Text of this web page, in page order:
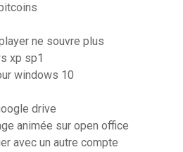
ne souvre plus
xp sp1
windows 10
drive
animée sur open office
avec un autre compte